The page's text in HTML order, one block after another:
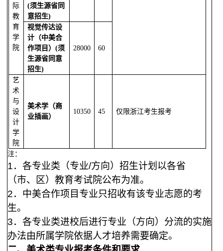
际
教
育
学
院
(须生源省同
意招生)
视觉传达设
计（中美合
作项目）(须
生源省同意
招生)
28000 60
艺
术
与
设
计
学
院
美术学（商
业插画）
10350 45 仅限浙江考生报考
注：
1．各专业类（专业/方向）招生计划以各省
（市、区）教育考试院公布为准。
2．中美合作项目专业只招收有该专业志愿的考
生。
3．各专业类进校后进行专业（方向）分流的实施
办法由所属学院依据人才培养需要确定。